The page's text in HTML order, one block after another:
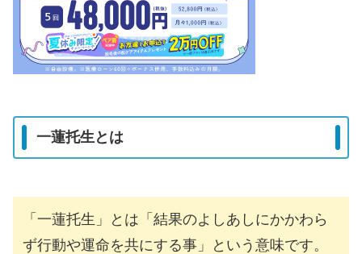
一蓮托生とは
「一蓮托生」とは「結果のよしあしにかかわら
ず行動や運命を共にする事」という意味です。